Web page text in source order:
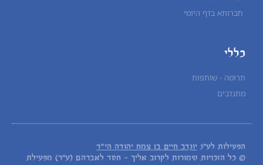
חברותא בדף היומי
כללי
תרומה - שותפות
מתנדבים
הפעילות לע"נ יונדב חיים בן צמח יהודה הי"ד
© כל הזכויות שמורות לקרוב אליך - חסד לאברהם (ע"ר) מפעילת